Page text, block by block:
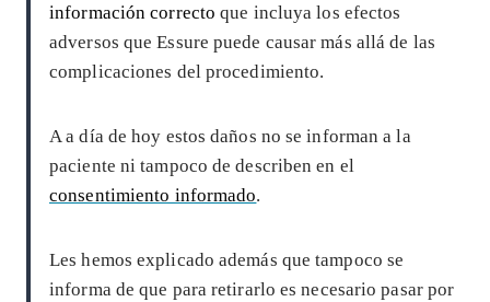
información correcto que incluya los efectos
adversos que Essure puede causar más allá de las
complicaciones del procedimiento.
A a día de hoy estos daños no se informan a la
paciente ni tampoco de describen en el
consentimiento informado.
Les hemos explicado además que tampoco se
informa de que para retirarlo es necesario pasar por